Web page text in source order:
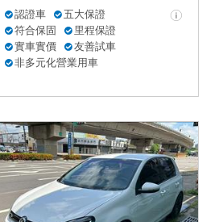
認證車
五大保證
符合保固
里程保證
實車實價
友善試車
非多元化營業用車